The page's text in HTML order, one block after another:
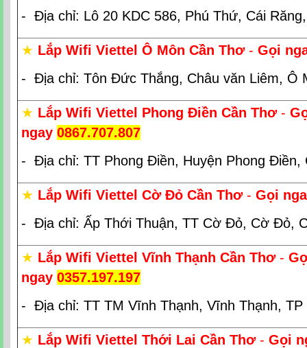
- Địa chỉ: Lô 20 KDC 586, Phú Thứ, Cái
★ Lắp Wifi Viettel Ô Môn Cần Thơ- Gọi
- Địa chỉ: Tôn Đức Thắng, Châu văn Liêm, Ô
★ Lắp Wifi Viettel Phong Điền Cần Thơ-
ngay 0867.707.807
- Địa chỉ: TT Phong Điền, Huyện Phong Điền,
★ Lắp Wifi Viettel Cờ Đỏ Cần Thơ- Gọi
- Địa chỉ: Ấp Thới Thuận, TT Cờ Đỏ, Cờ Đỏ,
★ Lắp Wifi Viettel Vĩnh Thạnh Cần Thơ-
ngay 0357.197.197
- Địa chỉ: TT TM Vĩnh Thạnh, Vĩnh Thạnh, TP
★ Lắp Wifi Viettel Thới Lai Cần Thơ- Gọi